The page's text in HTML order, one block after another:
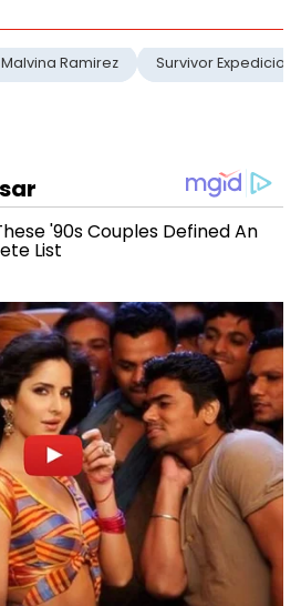
Malvina Ramirez Survivor Expedicion